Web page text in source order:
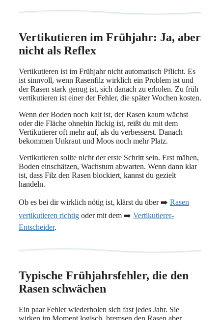
Vertikutieren im Frühjahr: Ja, aber
nicht als Reflex
Vertikutieren ist im Frühjahr nicht automatisch Pflicht. Es
ist sinnvoll, wenn Rasenfilz wirklich ein Problem ist und
der Rasen stark genug ist, sich danach zu erholen. Zu früh
vertikutieren ist einer der Fehler, die später Wochen kosten.
Wenn der Boden noch kalt ist, der Rasen kaum wächst
oder die Fläche ohnehin lückig ist, reißt du mit dem
Vertikutierer oft mehr auf, als du verbesserst. Danach
bekommen Unkraut und Moos noch mehr Platz.
Vertikutieren sollte nicht der erste Schritt sein. Erst mähen,
Boden einschätzen, Wachstum abwarten. Wenn dann klar
ist, dass Filz den Rasen blockiert, kannst du gezielt
handeln.
Ob es bei dir wirklich nötig ist, klärst du über ➡️ Rasen
vertikutieren richtig oder mit dem ➡️ Vertikutierer-
Entscheider.
Typische Frühjahrsfehler, die den
Rasen schwächen
Ein paar Fehler wiederholen sich fast jedes Jahr. Sie